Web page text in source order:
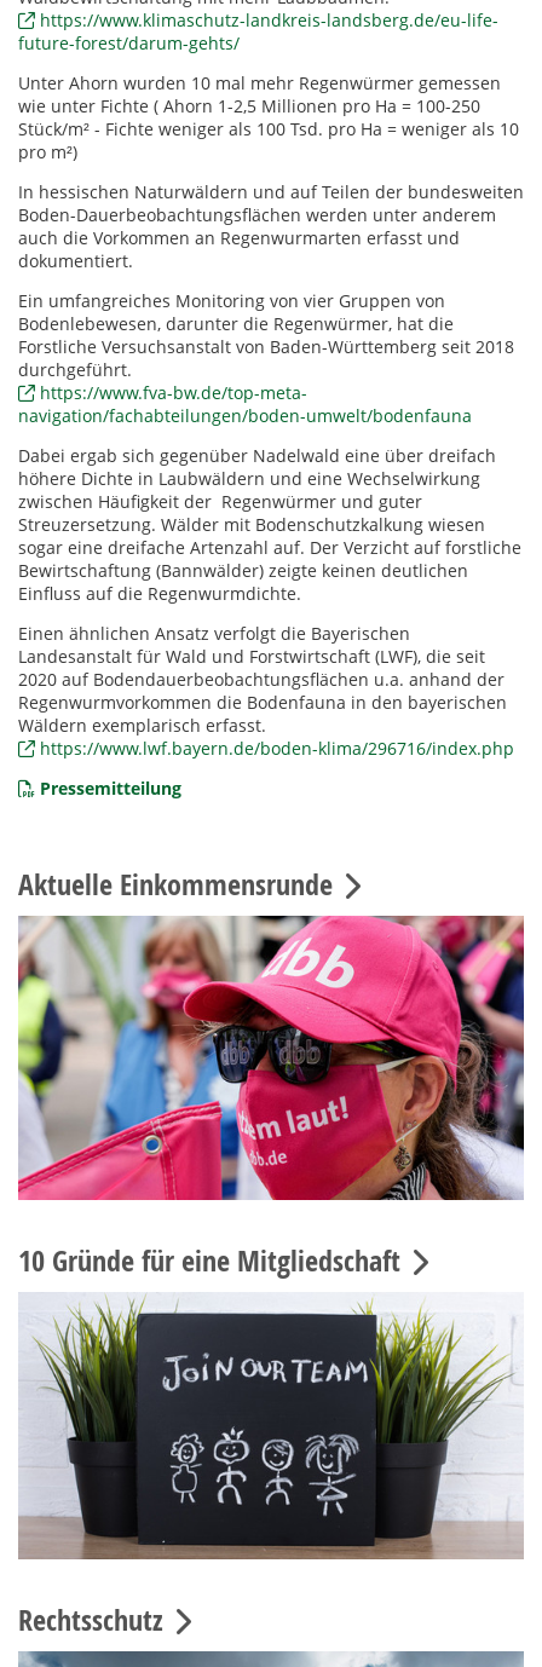
https://www.klimaschutz-landkreis-landsberg.de/eu-life-
future-forest/darum-gehts/
Unter Ahorn wurden 10 mal mehr Regenwürmer gemessen
wie unter Fichte ( Ahorn 1-2,5 Millionen pro Ha = 100-250
Stück/m² - Fichte weniger als 100 Tsd. pro Ha = weniger als 10
pro m²)
In hessischen Naturwäldern und auf Teilen der bundesweiten
Boden-Dauerbeobachtungsflächen werden unter anderem
auch die Vorkommen an Regenwurmarten erfasst und
dokumentiert.
Ein umfangreiches Monitoring von vier Gruppen von
Bodenlebewesen, darunter die Regenwürmer, hat die
Forstliche Versuchsanstalt von Baden-Württemberg seit 2018
durchgeführt.
https://www.fva-bw.de/top-meta-
navigation/fachabteilungen/boden-umwelt/bodenfauna
Dabei ergab sich gegenüber Nadelwald eine über dreifach
höhere Dichte in Laubwäldern und eine Wechselwirkung
zwischen Häufigkeit der Regenwürmer und guter
Streuzersetzung. Wälder mit Bodenschutzkalkung wiesen
sogar eine dreifache Artenzahl auf. Der Verzicht auf forstliche
Bewirtschaftung (Bannwälder) zeigte keinen deutlichen
Einfluss auf die Regenwurmdichte.
Einen ähnlichen Ansatz verfolgt die Bayerischen
Landesanstalt für Wald und Forstwirtschaft (LWF), die seit
2020 auf Bodendauerbeobachtungsflächen u.a. anhand der
Regenwurmvorkommen die Bodenfauna in den bayerischen
Wäldern exemplarisch erfasst.
https://www.lwf.bayern.de/boden-klima/296716/index.php
Pressemitteilung
Aktuelle Einkommensrunde
10 Gründe für eine Mitgliedschaft
Rechtsschutz